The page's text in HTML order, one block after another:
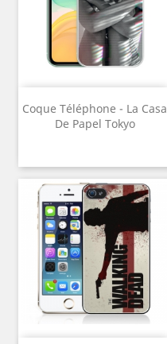
Coque Téléphone - La Casa
De Papel Tokyo